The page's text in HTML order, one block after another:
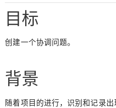
目标
创建一个协调问题。
背景
随着项目的进行，识别和记录